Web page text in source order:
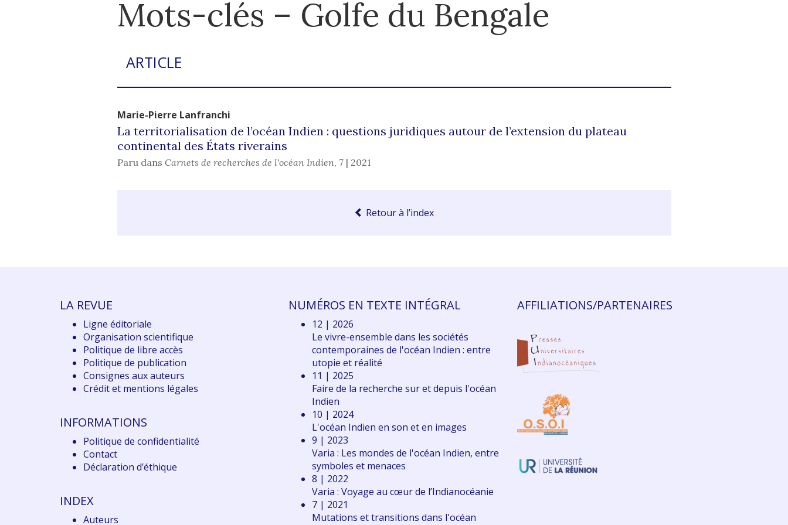
Mots-clés – Golfe du Bengale
ARTICLE
Marie-Pierre Lanfranchi
La territorialisation de l’océan Indien : questions juridiques autour de l’extension du plateau
continental des États riverains
Paru dans Carnets de recherches de l'océan Indien, 7 | 2021
Retour à l’index
LA REVUE
Ligne éditoriale
Organisation scientifique
Politique de libre accès
Politique de publication
Consignes aux auteurs
Crédit et mentions légales
INFORMATIONS
Politique de confidentialité
Contact
Déclaration d’éthique
INDEX
Auteurs
NUMÉROS EN TEXTE INTÉGRAL
12 | 2026
Le vivre-ensemble dans les sociétés
contemporaines de l'océan Indien : entre
utopie et réalité
11 | 2025
Faire de la recherche sur et depuis l'océan
Indien
10 | 2024
L'océan Indien en son et en images
9 | 2023
Varia : Les mondes de l'océan Indien, entre
symboles et menaces
8 | 2022
Varia : Voyage au cœur de l’Indianocéanie
7 | 2021
Mutations et transitions dans l'océan
AFFILIATIONS/PARTENAIRES